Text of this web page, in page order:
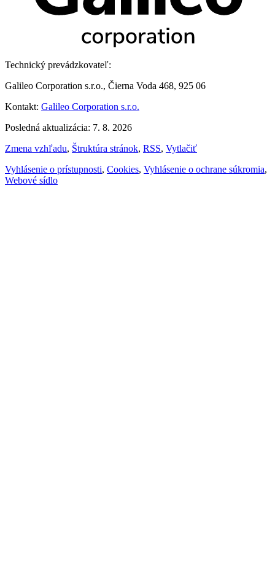
Technický prevádzkovateľ:
Galileo Corporation s.r.o., Čierna Voda 468, 925 06
Kontakt: Galileo Corporation s.r.o.
Posledná aktualizácia: 7. 8. 2026
Zmena vzhľadu, Štruktúra stránok, RSS, Vytlačiť
Vyhlásenie o prístupnosti, Cookies, Vyhlásenie o ochrane súkromia,
Webové sídlo